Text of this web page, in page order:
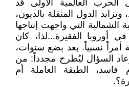
الحرب العالمية الأولى قد
الدول المثقلة بالديون،
الشمالية التي واجهت إنتاجها
أوروبا الفقيرة...لذا، كان
أمراً نسبياً. بعد بضع سنوات،
عام 1929... وعاد السؤال ليُطرح مجدداً: من
الطبقة العاملة أم